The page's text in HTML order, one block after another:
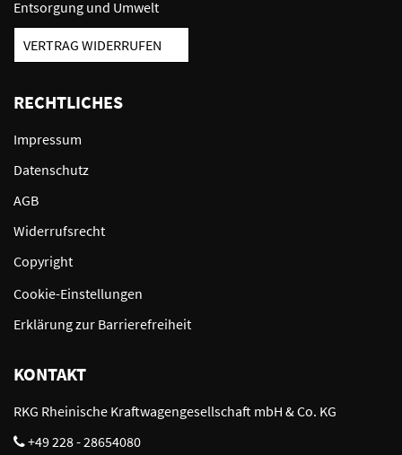
Entsorgung und Umwelt
VERTRAG WIDERRUFEN
RECHTLICHES
Impressum
Datenschutz
AGB
Widerrufsrecht
Copyright
Cookie-Einstellungen
Erklärung zur Barrierefreiheit
KONTAKT
RKG Rheinische Kraftwagengesellschaft mbH & Co. KG
+49 228 - 28654080